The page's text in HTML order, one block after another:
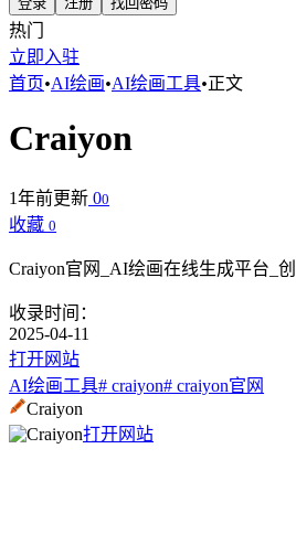
热门
立即入驻
首页•AI绘画•AI绘画工具•正文
Craiyon
1年前更新 00
收藏 0
Craiyon官网_AI绘画在线生成平台_
收录时间：
2025-04-11
打开网站
AI绘画工具# craiyon# craiyon官网
Craiyon
打开网站